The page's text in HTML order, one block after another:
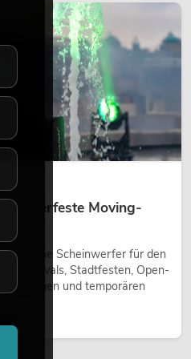
Wetterfeste Moving-
Scheinwerfer für den
Festivals, Stadtfesten, Open-
und temporären